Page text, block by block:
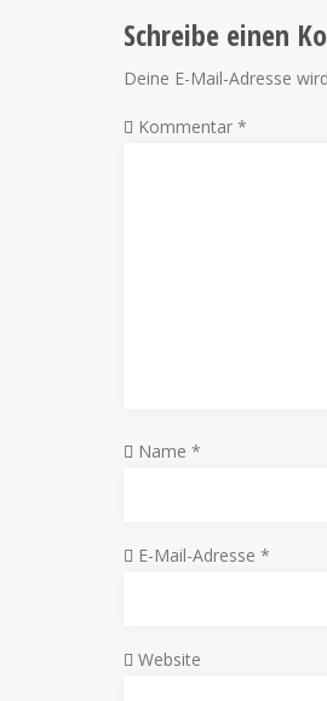
Schreibe einen
Deine E-Mail-Adresse
Kommentar *
Name *
E-Mail-Adresse *
Website